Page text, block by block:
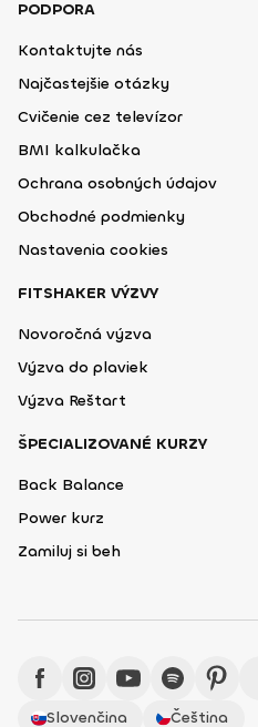
PODPORA
Kontaktujte nás
Najčastejšie otázky
Cvičenie cez televízor
BMI kalkulačka
Ochrana osobných údajov
Obchodné podmienky
Nastavenia cookies
FITSHAKER VÝZVY
Novoročná výzva
Výzva do plaviek
Výzva Reštart
ŠPECIALIZOVANÉ KURZY
Back Balance
Power kurz
Zamiluj si beh
Slovenčina
Čeština